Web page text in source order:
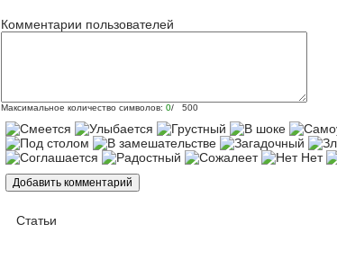
Комментарии пользователей
Максимальное количество символов: 0/ 500
Статьи